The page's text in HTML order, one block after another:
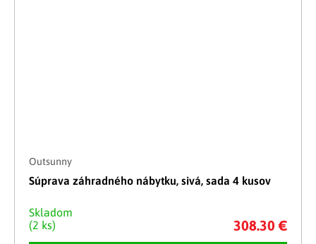
Outsunny
Súprava záhradného nábytku, sivá, sada 4 kusov
Skladom
(2 ks)
308.30 €